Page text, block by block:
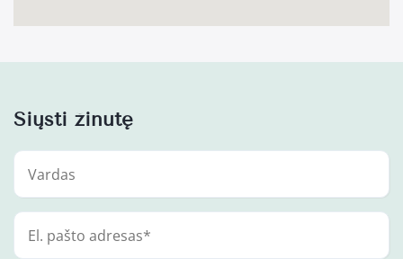
Siųsti žinutę